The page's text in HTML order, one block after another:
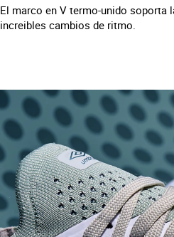
El marco en V termo-unido soporta
increibles cambios de ritmo.